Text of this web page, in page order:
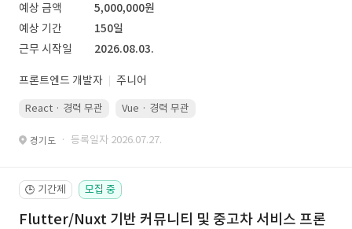
예상 금액
5,000,000원
예상 기간
150일
근무 시작일
2026.08.03.
프론트엔드 개발자 주니어
React · 경력 무관 Vue · 경력 무관
경기도 · 등록일자 2026.07.27.
🕒 기간제 모집 중
Flutter/Nuxt 기반 커뮤니티 및 중고차 서비스 프론